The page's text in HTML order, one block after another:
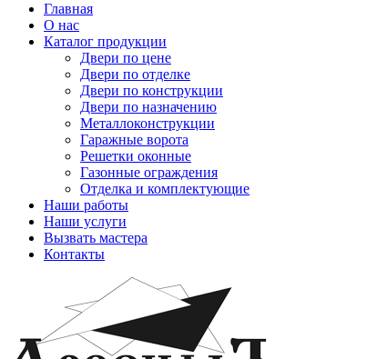
Главная
О нас
Каталог продукции
Двери по цене
Двери по отделке
Двери по конструкции
Двери по назначению
Металлоконструкции
Гаражные ворота
Решетки оконные
Газонные ограждения
Отделка и комплектующие
Наши работы
Наши услуги
Вызвать мастера
Контакты